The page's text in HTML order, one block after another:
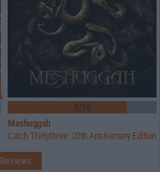
8/10
Meshuggah
Catch Thirtythree: 20th Anniversary Edition
Reviews